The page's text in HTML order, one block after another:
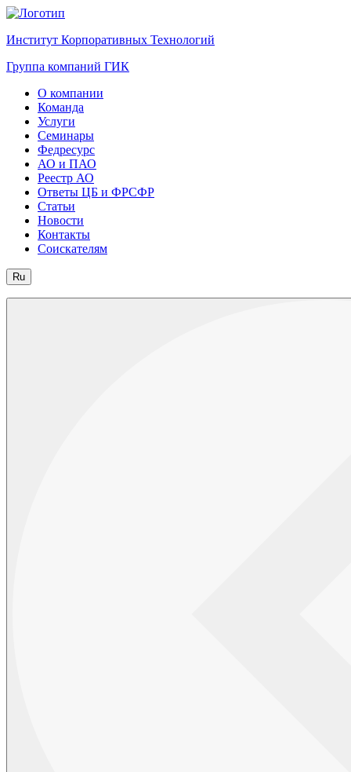
Институт Корпоративных Технологий
Группа компаний ГИК
О компании
Команда
Услуги
Семинары
Федресурс
АО и ПАО
Реестр АО
Ответы ЦБ и ФРСФР
Статьи
Новости
Контакты
Соискателям
Ru